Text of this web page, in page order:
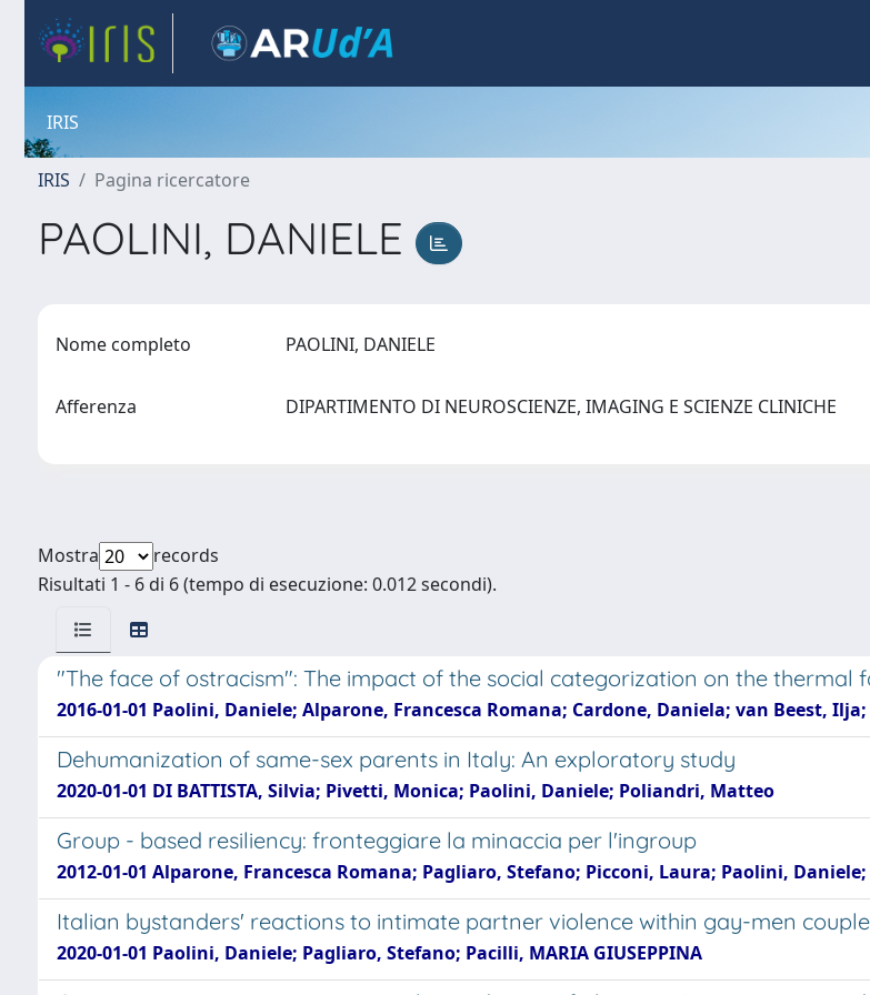
IRIS
IRIS Pagina ricercatore
PAOLINI, DANIELE
Nome completo PAOLINI, DANIELE
Afferenza DIPARTIMENTO DI NEUROSCIENZE, IMAGING E SCIENZE CLINICHE
Mostra
records
Risultati 1 - 6 di 6 (tempo di esecuzione: 0.012 secondi).
"The face of ostracism": The impact of the social categorization on the
2016-01-01 Paolini, Daniele; Alparone, Francesca Romana; Cardone, Daniela; van Beest,
Dehumanization of same-sex parents in Italy: An exploratory study
2020-01-01 DI BATTISTA, Silvia; Pivetti, Monica; Paolini, Daniele; Poliandri, Matteo
Group - based resiliency: fronteggiare la minaccia per l'ingroup
2012-01-01 Alparone, Francesca Romana; Pagliaro, Stefano; Picconi, Laura; Paolini,
Italian bystanders' reactions to intimate partner violence within gay-men
2020-01-01 Paolini, Daniele; Pagliaro, Stefano; Pacilli, MARIA GIUSEPPINA